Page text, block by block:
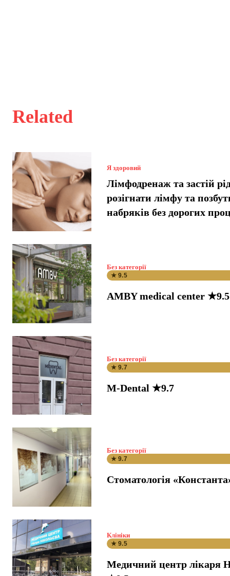
Related
Я здоровий
Лімфодренаж та застій
розігнати лімфу та
набряків без дорогих
Без категорії
★ 9.5
AMBY medical center ★9.5
Без категорії
★ 9.7
M-Dental ★9.7
Без категорії
★ 9.7
Стоматологія
Клініки
★ 9.5
Медичний центр лікаря